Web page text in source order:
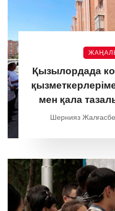
Қызылордада
мен қала
Шернияз